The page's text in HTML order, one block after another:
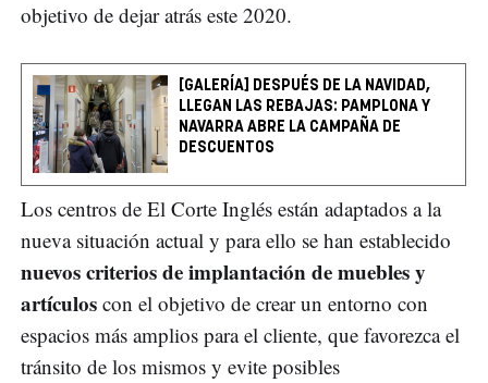
objetivo de dejar atrás este 2020.
[GALERÍA] DESPUÉS DE LA NAVIDAD,
LLEGAN LAS REBAJAS: PAMPLONA Y
NAVARRA ABRE LA CAMPAÑA DE
DESCUENTOS
Los centros de El Corte Inglés están adaptados a la
nueva situación actual y para ello se han establecido
nuevos criterios de implantación de muebles y
artículos con el objetivo de crear un entorno con
espacios más amplios para el cliente, que favorezca el
tránsito de los mismos y evite posibles